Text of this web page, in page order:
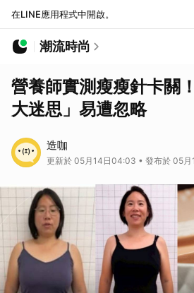
在LINE應用程式中開啟。
潮流時尚
營養師實測瘦瘦針卡關
大迷思」易遭忽略
造咖
更新於 05月14日04:03 • 發布於 05